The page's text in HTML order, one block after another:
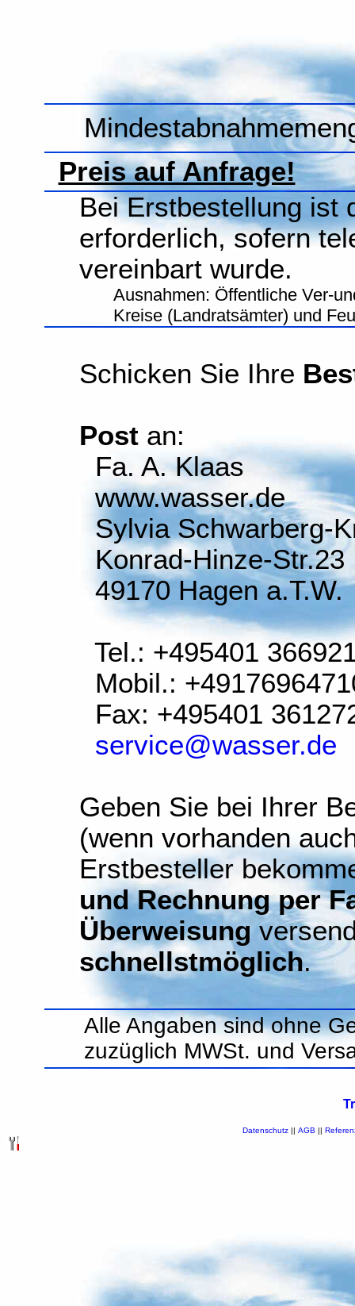
Preis auf Anfrage!
Bei Erstbestellung ist
erforderlich, sofern
vereinbart wurde.
Ausnahmen: Öffentliche Ver-
Kreise (Landratsämter) und
Schicken Sie Ihre
Postan:
Fa. A. Klaas
www.wasser.de
Sylvia Schwarberg-
Konrad-Hinze-Str.23
49170 Hagen a.T.W.
Tel.: +495401
Mobil.:
Fax: +495401
service@wasser.de
Geben Sie bei Ihrer
(wenn vorhanden
Erstbesteller
und Rechnung per
Überweisung
schnellstmöglich.
Alle Angaben sind ohne
zuzüglich MWSt. und
Datenschutz|| AGB ||